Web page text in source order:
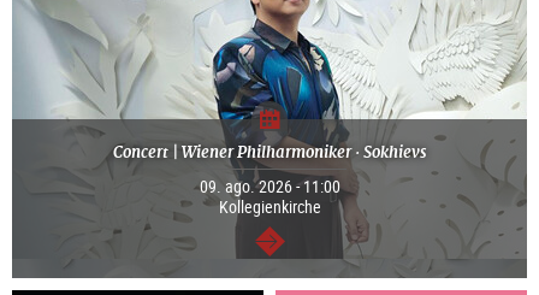
Concert | Wiener Philharmoniker · Sokhievs
09. ago. 2026 - 11:00
Kollegienkirche
segue